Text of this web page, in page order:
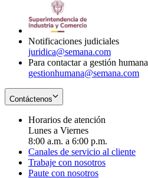
Notificaciones judiciales
juridica@semana.com
Para contactar a gestión humana
gestionhumana@semana.com
Contáctenos
Horarios de atención
Lunes a Viernes
8:00 a.m. a 6:00 p.m.
Canales de servicio al cliente
Trabaje con nosotros
Paute con nosotros